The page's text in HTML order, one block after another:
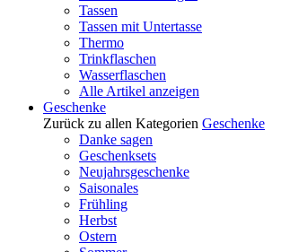
Tassen
Tassen mit Untertasse
Thermo
Trinkflaschen
Wasserflaschen
Alle Artikel anzeigen
Geschenke
Zurück zu allen Kategorien Geschenke
Danke sagen
Geschenksets
Neujahrsgeschenke
Saisonales
Frühling
Herbst
Ostern